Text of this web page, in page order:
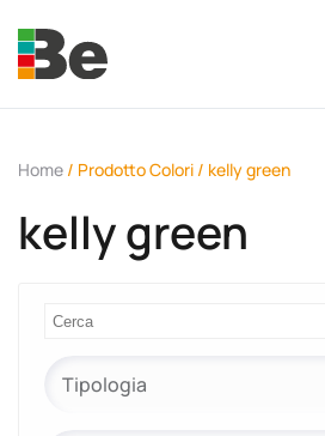
Skip to main content
Home / Prodotto Colori / kelly green
kelly green